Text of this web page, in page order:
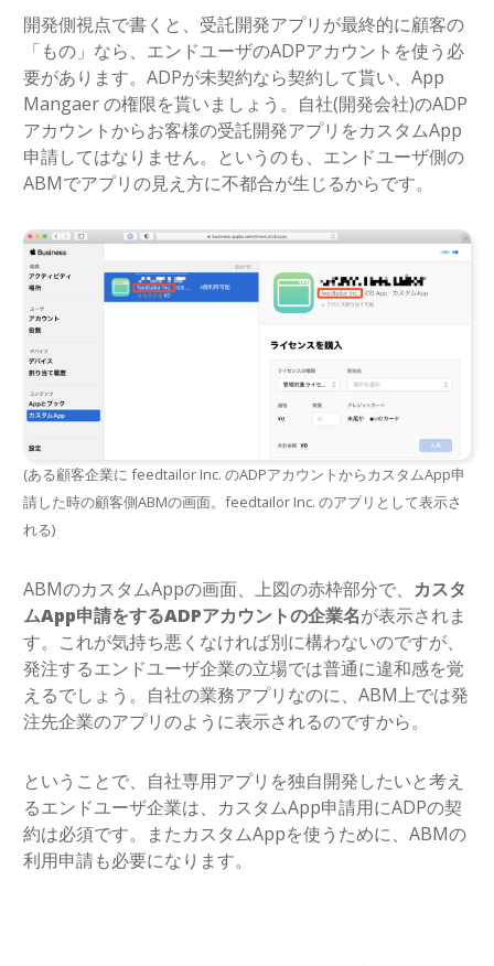
開発側視点で書くと、受託開発アプリが最終的に顧客の
「もの」なら、エンドユーザのADPアカウントを使う必
要があります。ADPが未契約なら契約して貰い、App
Mangaer の権限を貰いましょう。自社(開発会社)のADP
アカウントからお客様の受託開発アプリをカスタムApp
申請してはなりません。というのも、エンドユーザ側の
ABMでアプリの見え方に不都合が生じるからです。
(ある顧客企業に feedtailor Inc. のADPアカウントからカスタムApp申
請した時の顧客側ABMの画面。feedtailor Inc. のアプリとして表示さ
れる)
ABMのカスタムAppの画面、上図の赤枠部分で、 カスタ
ムApp申請をするADPアカウントの企業名が表示されま
す。これが気持ち悪くなければ別に構わないのですが、
発注するエンドユーザ企業の立場では普通に違和感を覚
えるでしょう。自社の業務アプリなのに、ABM上では発
注先企業のアプリのように表示されるのですから。
ということで、自社専用アプリを独自開発したいと考え
るエンドユーザ企業は、カスタムApp申請用にADPの契
約は必須です。またカスタムAppを使うために、ABMの
利用申請も必要になります。